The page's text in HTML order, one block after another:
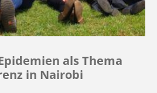
als Thema
in Nairobi